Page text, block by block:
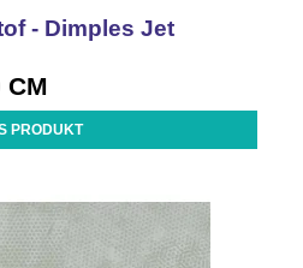
- Dimples Jet
CM
PRODUKT